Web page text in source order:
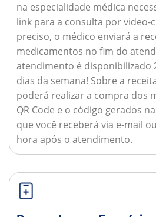
na especialidade médica
link para a consulta por video-
preciso, o médico enviará a
medicamentos no fim do
atendimento é disponibilizado
dias da semana! Sobre a
poderá realizar a compra dos
QR Code e o código gerados
que você receberá via e-mail
hora após o atendimento.